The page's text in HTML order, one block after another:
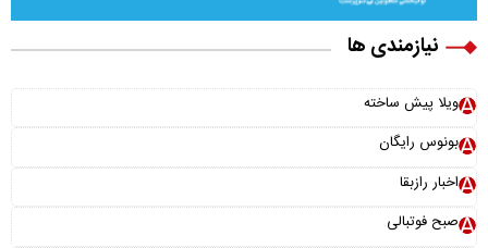
نیازمندی ها
ویلا پیش ساخته
بونوس رایگان
اخبار رازبقا
صبح فوتبالی